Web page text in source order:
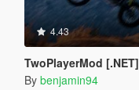
4.43
TwoPlayerMod [.NET]
By benjamin94